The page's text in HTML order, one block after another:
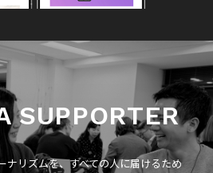
SUPPORTER
ナリズムを、すべての人に届けるため